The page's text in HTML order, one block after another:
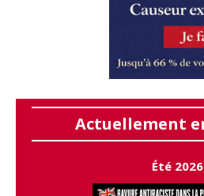
Actuellement
Été 2026